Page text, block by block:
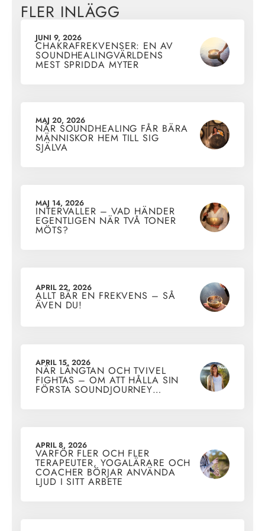
FLER INLÄGG
JUNI 9, 2026
CHAKRAFREKVENSER: EN AV
SOUNDHEALINGVÄRLDENS
MEST SPRIDDA MYTER
MAJ 20, 2026
NÄR SOUNDHEALING FÅR BÄRA
MÄNNISKOR HEM TILL SIG
SJÄLVA
MAJ 14, 2026
INTERVALLER – VAD HÄNDER
EGENTLIGEN NÄR TVÅ TONER
MÖTS?
APRIL 22, 2026
ALLT BÄR EN FREKVENS – SÅ
ÄVEN DU!
APRIL 15, 2026
NÄR LÄNGTAN OCH TVIVEL
FIGHTAS – OM ATT HÅLLA SIN
FÖRSTA SOUNDJOURNEY…
APRIL 8, 2026
VARFÖR FLER OCH FLER
TERAPEUTER, YOGALÄRARE OCH
COACHER BÖRJAR ANVÄNDA
LJUD I SITT ARBETE